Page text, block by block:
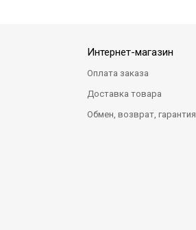
Интернет-магазин
Оплата заказа
Доставка товара
Обмен, возврат, гарантия